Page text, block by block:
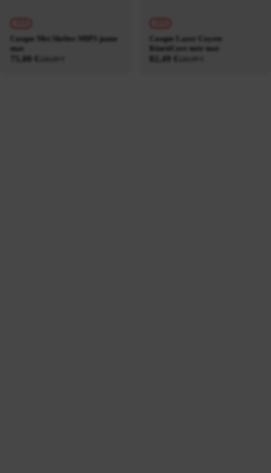
Casque Met Shelter MIPS jaune
mat
75,00 €
Casque Lazer Coyote
KinetiCore noir mat
82,49 €